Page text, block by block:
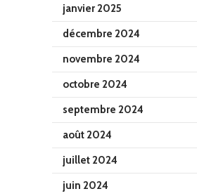
janvier 2025
décembre 2024
novembre 2024
octobre 2024
septembre 2024
août 2024
juillet 2024
juin 2024